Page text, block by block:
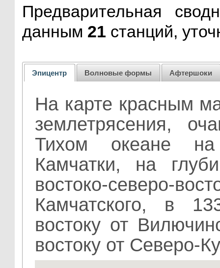
Предварительная
данным 21 станций,
Эпицентр Волновые формы Афтершоки
На карте красным
землетрясения,
Тихом океане на
Камчатки, на
востоко-северо-
Камчатского, в
востоку от
востоку от Северо-